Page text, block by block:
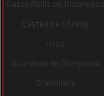
Castellfollit de Riubregós
Castell de l´Areny
rrius
Guardiola de Berguedà
Granollers